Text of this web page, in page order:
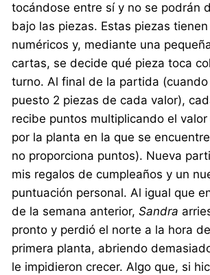
tocándose entre sí y no se podrán
bajo las piezas. Estas piezas
numéricos y, mediante una
cartas, se decide qué pieza toca
turno. Al final de la partida (cuando
puesto 2 piezas de cada valor),
recibe puntos multiplicando el
por la planta en la que se
no proporciona puntos). Nueva
mis regalos de cumpleaños y un
puntuación personal. Al igual que
de la semana anterior,Sandra
pronto y perdió el norte a la hora
primera planta, abriendo
le impidieron crecer. Algo que, si